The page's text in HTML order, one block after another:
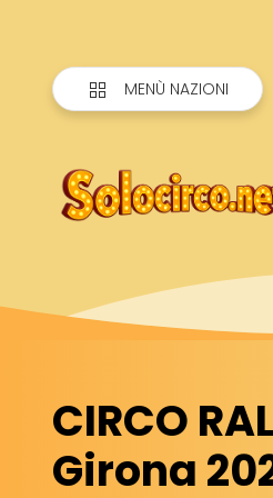
MENÙ NAZIONI
CIRCO
Girona